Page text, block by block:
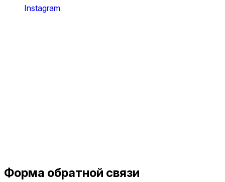
Instagram
Форма обратной связи